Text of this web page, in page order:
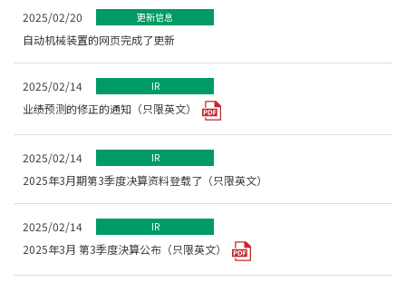
2025/02/20 更新信息
自动机械装置的网页完成了更新
2025/02/14 IR
业绩预测的修正的通知（只限英文）
2025/02/14 IR
2025年3月期第3季度决算资料登载了（只限英文）
2025/02/14 IR
2025年3月 第3季度決算公布（只限英文）